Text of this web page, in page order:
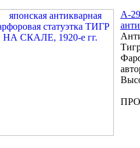
А-